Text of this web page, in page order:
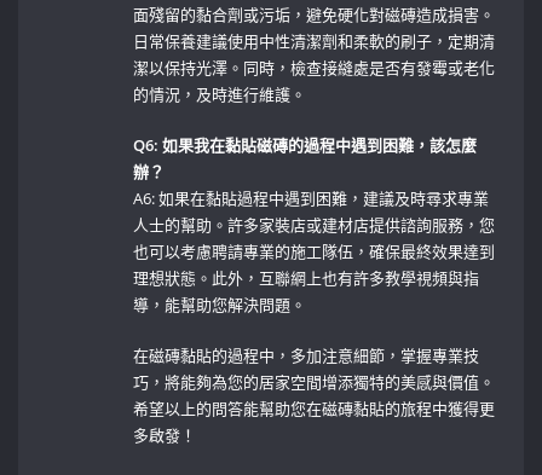
面殘留的黏合劑或污垢，避免硬化對磁磚造成損害。
日常保養建議使用中性清潔劑和柔軟的刷子，定期清
潔以保持光澤。同時，檢查接縫處是否有發霉或老化
的情況，及時進行維護。
Q6:⁣ 如果我在黏貼磁磚的過程中遇到困難，該怎麼
辦？
A6: ⁢如果在黏貼過程中遇到困難，建議及時尋求專業
人士的幫助。許多家裝店或建材店提供諮詢服務，您
也可以考慮聘請專業的施工隊伍，確保最終效果達到
理想狀態。此外，互聯網上也有許多教學視頻與指
導，能幫助您解決問題。
在磁磚黏貼的過程中，多加注意細節，掌握專業技
巧，將能夠為您的居家空間增添獨特的美感與價值。
希望以上的問答能幫助您在磁磚黏貼的旅程中獲得更
多啟發！